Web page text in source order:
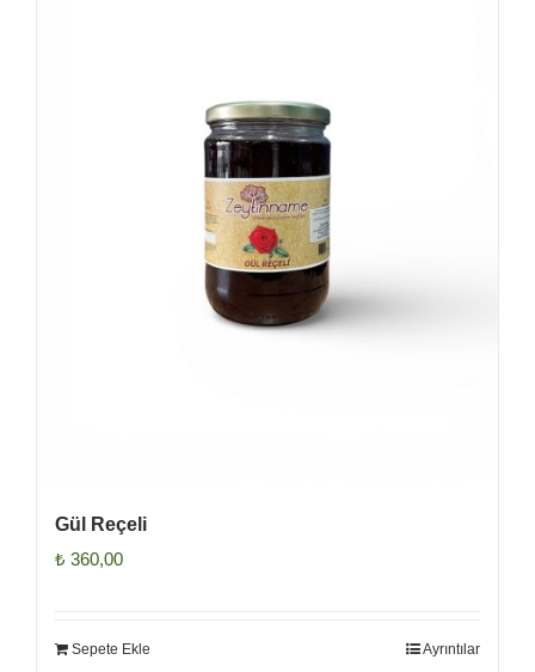
Gül Reçeli
₺ 360,00
Sepete Ekle Ayrıntılar